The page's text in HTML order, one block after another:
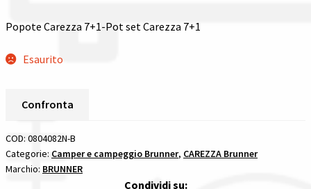
Privacy policy
Confronta
Confronta
I nostri negozi
Riepilogo ordine
Popote Carezza 7+1-Pot set Carezza 7+1
Esaurito
Confronta
COD: 0804082N-B
Categorie: Camper e campeggio Brunner, CAREZZA Brunner
Marchio: BRUNNER
Condividi su: